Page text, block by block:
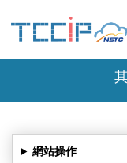
網站操作